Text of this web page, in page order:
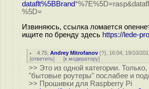
dataflt%5BBrand
%5D=
Извиняюсь, ссылка ломается
ищите по бренду здесь https://lede-
4.75 ,Andrey Mitrofanov (?), 16:04, 19/10/
[ответить] [к модератору]
>> Это из одной категории. Только,
"бытовые роутеры" послабее и
>> Прошивки для Raspberry Pi